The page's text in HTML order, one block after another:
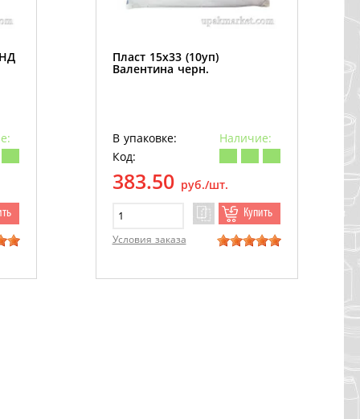
Пласт 15х33 (10уп)
Валентина черн.
В упаковке:
Наличие:
Код:
383.50 руб./шт.
Купить
Условия заказа